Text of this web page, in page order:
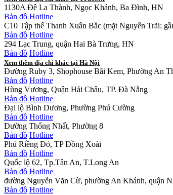
1130A Đê La Thành, Ngọc Khánh, Ba Đình, HN
Bản đồ Hotline
C10 Tập thể Thanh Xuân Bắc (mặt Nguyễn Trãi:
Bản đồ Hotline
294 Lạc Trung, quận Hai Bà Trưng, HN
Bản đồ Hotline
Xem thêm địa chỉ khác tại Hà Nội
Đường Ruby 3, Shophouse Bãi Kem, Phường An
Bản đồ Hotline
Hùng Vương, Quận Hải Châu, TP. Đà Nẵng
Bản đồ Hotline
Đại lộ Bình Dương, Phường Phú Cường
Bản đồ Hotline
Đường Thống Nhất, Phường 8
Bản đồ Hotline
Phú Riềng Đỏ, TP Đồng Xoài
Bản đồ Hotline
Quốc lộ 62, Tp.Tân An, T.Long An
Bản đồ Hotline
đường Nguyễn Văn Cừ, phường An Khánh, quận
Bản đồ Hotline